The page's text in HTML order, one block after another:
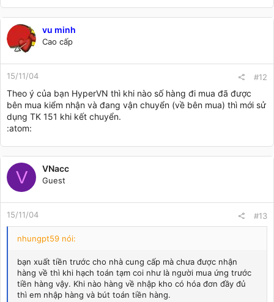
vu minh
Cao cấp
15/11/04 #12
Theo ý của bạn HyperVN thì khi nào số hàng đi mua đã được
bên mua kiểm nhận và đang vận chuyển (về bên mua) thì mới sử
dụng TK 151 khi kết chuyển.
:atom:
V VNacc
Guest
15/11/04 #13
nhungpt59 nói:
bạn xuất tiền trước cho nhà cung cấp mà chưa được nhận
hàng về thì khi hạch toán tạm coi như là người mua ứng trước
tiền hàng vậy. Khi nào hàng về nhập kho có hóa đơn đầy đủ
thì em nhập hàng và bút toán tiền hàng.